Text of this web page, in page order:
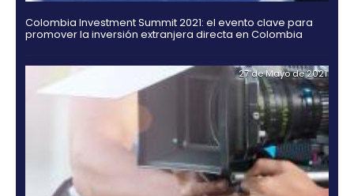
Rating agencies Moody's, Fitch and Standard &
ratify their confidence in Colombia